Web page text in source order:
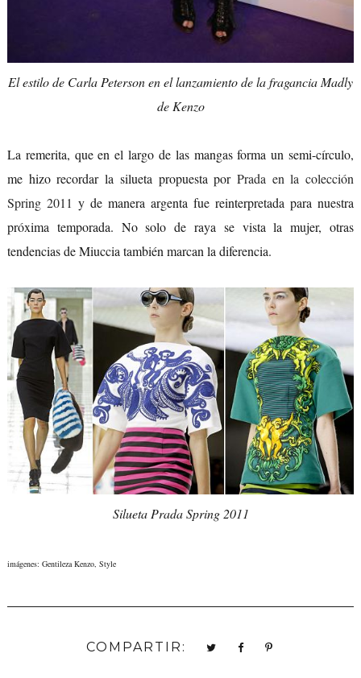
El estilo de Carla Peterson en el lanzamiento de la fragancia Madly
de Kenzo
La remerita, que en el largo de las mangas forma un semi-círculo,
me hizo recordar la silueta propuesta por Prada en la colección
Spring 2011 y de manera argenta fue reinterpretada para nuestra
próxima temporada. No solo de raya se vista la mujer, otras
tendencias de Miuccia también marcan la diferencia.
Silueta Prada Spring 2011
imágenes: Gentileza Kenzo, Style
COMPARTIR: